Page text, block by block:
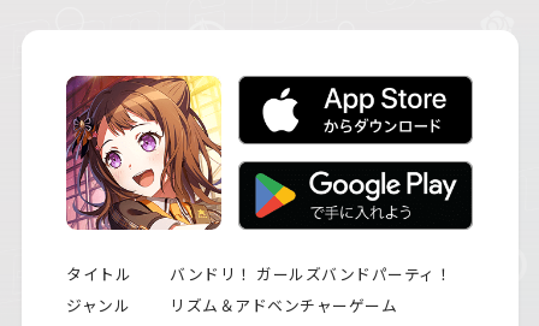
タイトル
バンドリ！ ガールズバンドパーティ！
ジャンル
リズム＆アドベンチャーゲーム